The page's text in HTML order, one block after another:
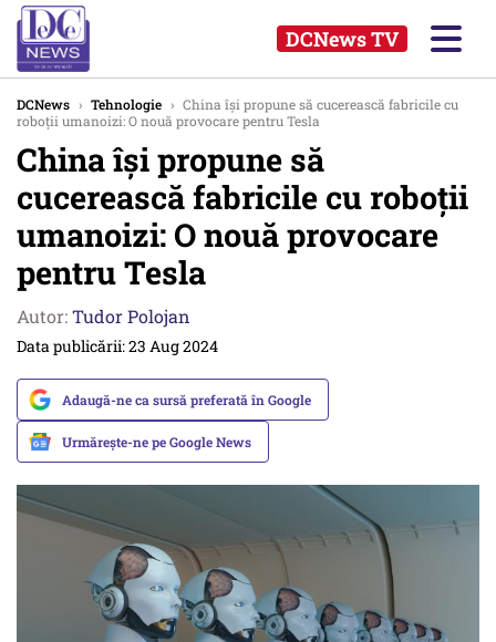
DCNews TV
DCNews › Tehnologie › China își propune să cucerească fabricile cu
roboții umanoizi: O nouă provocare pentru Tesla
China își propune să
cucerească fabricile cu roboții
umanoizi: O nouă provocare
pentru Tesla
Autor:Tudor Polojan
Data publicării: 23 Aug 2024
Adaugă-ne ca sursă preferată în Google
Urmărește-ne pe Google News